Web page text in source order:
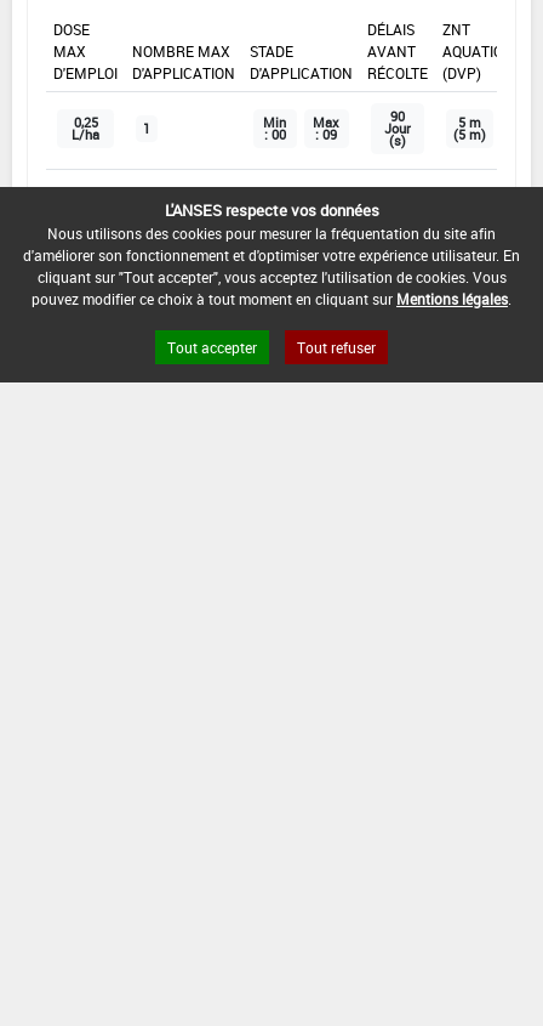
DOSE
MAX
D'EMPLOI
NOMBRE MAX
D'APPLICATION
STADE
D'APPLICATION
DÉLAIS
AVANT
RÉCOLTE
ZNT
AQUATIQUE
(DVP)
0,25
L/ha 1 Min
: 00
Max
: 09
90
Jour
(s)
5 m
(5 m)
INTERVALLE MINIMUM ENTRE APPLICATIONS :
-
DISTANCE DE SÉCURITÉ RIVERAIN ET PERSONNES
PRÉSENTES :
Se référer à la catégorie « RIVERAINS » dans la
rubrique « conditions d'emploi générales » ci-dessus.
En l'absence de distance de sécurité riverains fixée
L'ANSES respecte vos données
Nous utilisons des cookies pour mesurer la fréquentation du site afin
d'améliorer son fonctionnement et d'optimiser votre expérience utilisateur. En
cliquant sur "Tout accepter", vous acceptez l'utilisation de cookies. Vous
pouvez modifier ce choix à tout moment en cliquant sur Mentions légales
Tout accepter Tout refuser